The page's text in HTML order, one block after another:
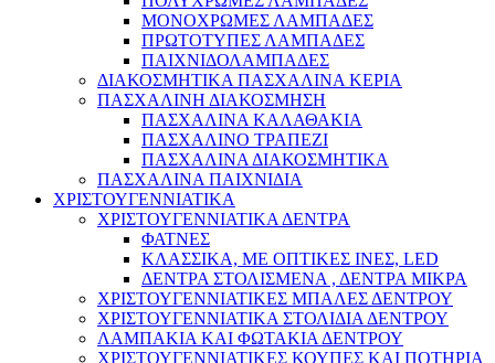
ΜΟΝΟΧΡΩΜΕΣ ΛΑΜΠΑΔΕΣ
ΠΡΩΤΟΤΥΠΕΣ ΛΑΜΠΑΔΕΣ
ΠΑΙΧΝΙΔΟΛΑΜΠΑΔΕΣ
ΔΙΑΚΟΣΜΗΤΙΚΑ ΠΑΣΧΑΛΙΝΑ ΚΕΡΙΑ
ΠΑΣΧΑΛΙΝΗ ΔΙΑΚΟΣΜΗΣΗ
ΠΑΣΧΑΛΙΝΑ ΚΑΛΑΘΑΚΙΑ
ΠΑΣΧΑΛΙΝΟ ΤΡΑΠΕΖΙ
ΠΑΣΧΑΛΙΝΑ ΔΙΑΚΟΣΜΗΤΙΚΑ
ΠΑΣΧΑΛΙΝΑ ΠΑΙΧΝΙΔΙΑ
ΧΡΙΣΤΟΥΓΕΝΝΙΑΤΙΚΑ
ΧΡΙΣΤΟΥΓΕΝΝΙΑΤΙΚΑ ΔΕΝΤΡΑ
ΦΑΤΝΕΣ
ΚΛΑΣΣΙΚΑ, ΜΕ ΟΠΤΙΚΕΣ ΙΝΕΣ, LED
ΔΕΝΤΡΑ ΣΤΟΛΙΣΜΕΝΑ , ΔΕΝΤΡΑ ΜΙΚΡΑ
ΧΡΙΣΤΟΥΓΕΝΝΙΑΤΙΚΕΣ ΜΠΑΛΕΣ ΔΕΝΤΡΟΥ
ΧΡΙΣΤΟΥΓΕΝΝΙΑΤΙΚΑ ΣΤΟΛΙΔΙΑ ΔΕΝΤΡΟΥ
ΛΑΜΠΑΚΙΑ ΚΑΙ ΦΩΤΑΚΙΑ ΔΕΝΤΡΟΥ
ΧΡΙΣΤΟΥΓΕΝΝΙΑΤΙΚΕΣ ΚΟΥΠΕΣ ΚΑΙ ΠΟΤΗΡΙΑ